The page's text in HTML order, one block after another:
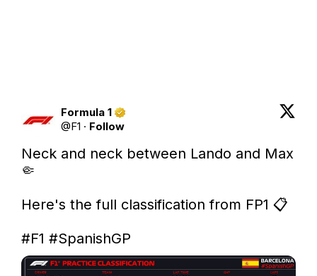
Formula 1
@F1 · Follow
Neck and neck between Lando and Max
🤏
Here's the full classification from FP1 📋
#F1 #SpanishGP